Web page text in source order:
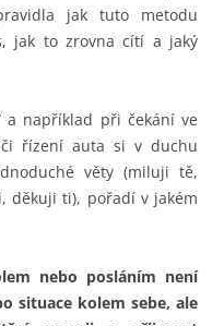
jak tuto metodu
jak to zrovna cítí a jaký
a například při čekání ve
řízení auta si v duchu
věty (miluji tě,
děkuji ti), pořadí v jakém
nebo posláním není
situace kolem sebe, ale